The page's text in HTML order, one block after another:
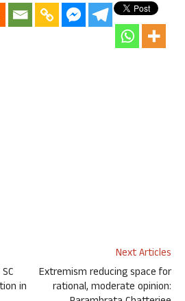
in
Next Articles
Extremism reducing space for
rational, moderate opinion: